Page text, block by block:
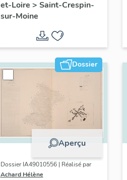
industriel de la
commune de Saint-
Crespin-sur-Moine
et-Loire > Saint-Crespin-
sur-Moine
Dossier
Aperçu
Dossier IA49010556 | Réalisé par
Achard Hélène